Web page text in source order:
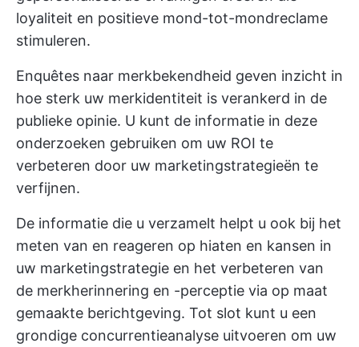
loyaliteit en positieve mond-tot-mondreclame
stimuleren.
Enquêtes naar merkbekendheid geven inzicht in
hoe sterk uw merkidentiteit is verankerd in de
publieke opinie. U kunt de informatie in deze
onderzoeken gebruiken om uw ROI te
verbeteren door uw marketingstrategieën te
verfijnen.
De informatie die u verzamelt helpt u ook bij het
meten van en reageren op hiaten en kansen in
uw marketingstrategie en het verbeteren van
de merkherinnering en -perceptie via op maat
gemaakte berichtgeving. Tot slot kunt u een
grondige concurrentieanalyse uitvoeren om uw